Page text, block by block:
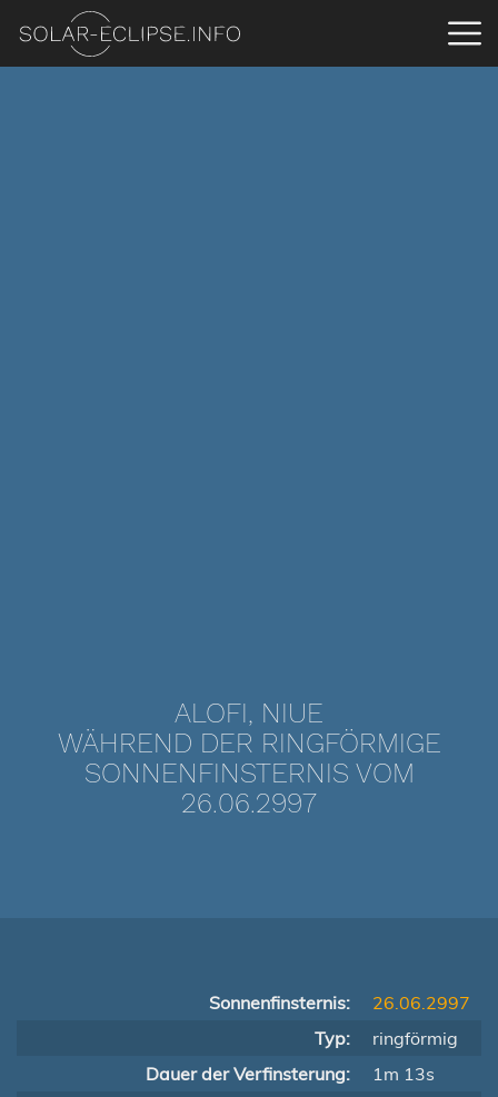
ALOFI, NIUE
WÄHREND DER RINGFÖRMIGE
SONNENFINSTERNIS VOM
26.06.2997
Sonnenfinsternis:
26.06.2997
Typ:
ringförmig
Dauer der Verfinsterung:
1m 13s